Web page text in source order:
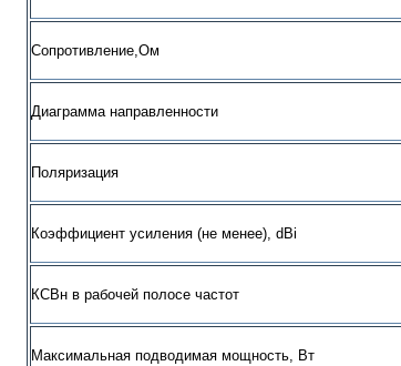
Сопротивление,Ом
Диаграмма направленности
Поляризация
Коэффициент усиления (не менее), dBi
КСВн в рабочей полосе частот
Максимальная подводимая мощность, Вт